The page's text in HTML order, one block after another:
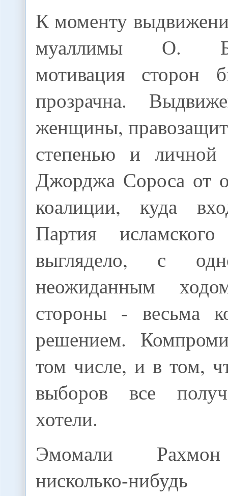
К моменту
муаллимы О.
мотивация сторон
прозрачна.
женщины,
степенью и личной
Джорджа Сороса от
коалиции, куда
Партия исламского
выглядело, с
неожиданным
стороны - весьма
решением.
том числе, и в том,
выборов все
хотели.
Эмомали
нисколько-